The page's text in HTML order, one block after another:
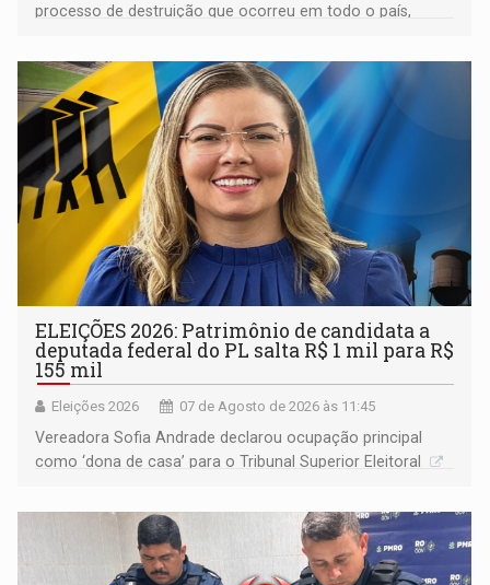
processo de destruição que ocorreu em todo o país,
ELEIÇÕES 2026: Patrimônio de candidata a
deputada federal do PL salta R$ 1 mil para R$
155 mil
Eleições 2026 07 de Agosto de 2026 às 11:45
Vereadora Sofia Andrade declarou ocupação principal
como ‘dona de casa’ para o Tribunal Superior Eleitoral